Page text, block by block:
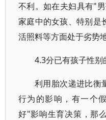
不利。如在夫妇具有"
家庭中的女孩、特别是
活照料等方面处于劣势地
4.3分已有孩子性别
利用胎次递进比衡
行为的影响，有一个
好"影响生育决策，那